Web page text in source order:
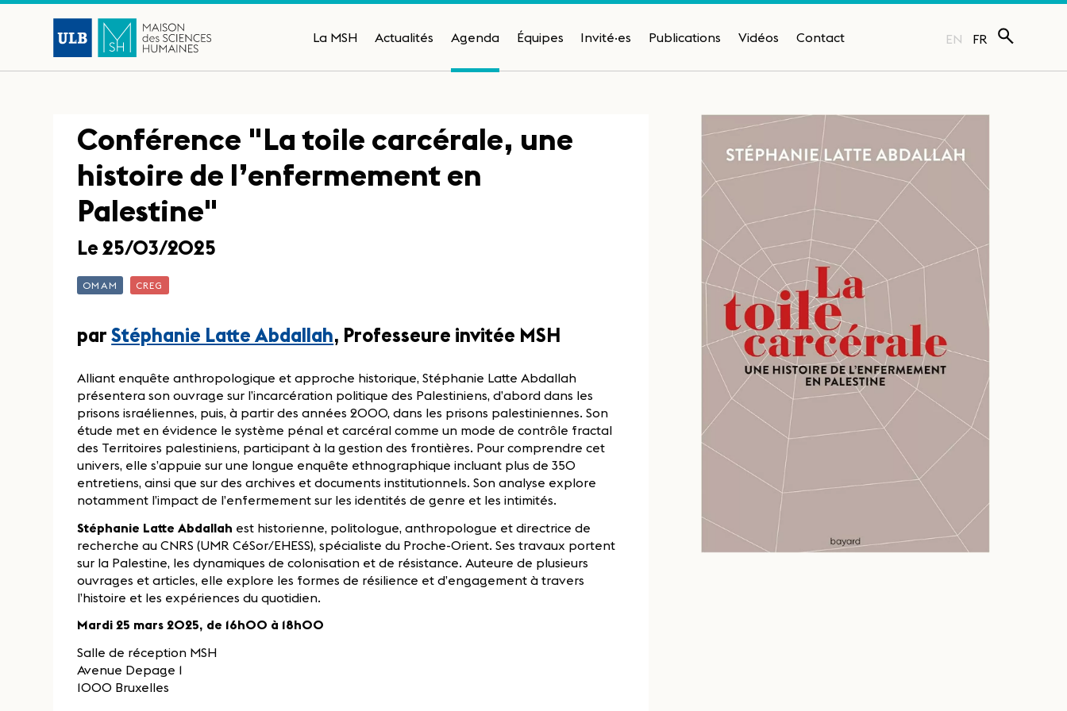
La MSH Actualités Agenda Équipes Invité·es Publications Vidéos Contact EN FR
Conférence "La toile carcérale, une
histoire de l’enfermement en
Palestine"
Le 25/03/2025
OMAM CREG
parStéphanie Latte Abdallah, Professeure invitée MSH
Alliant enquête anthropologique et approche historique, Stéphanie Latte Abdallah
présentera son ouvrage sur l’incarcération politique des Palestiniens, d’abord dans les
prisons israéliennes, puis, à partir des années 2000, dans les prisons palestiniennes. Son
étude met en évidence le système pénal et carcéral comme un mode de contrôle fractal
des Territoires palestiniens, participant à la gestion des frontières. Pour comprendre cet
univers, elle s’appuie sur une longue enquête ethnographique incluant plus de 350
entretiens, ainsi que sur des archives et documents institutionnels. Son analyse explore
notamment l’impact de l’enfermement sur les identités de genre et les intimités.
Stéphanie Latte Abdallah est historienne, politologue, anthropologue et directrice de
recherche au CNRS (UMR CéSor/EHESS), spécialiste du Proche-Orient. Ses travaux portent
sur la Palestine, les dynamiques de colonisation et de résistance. Auteure de plusieurs
ouvrages et articles, elle explore les formes de résilience et d’engagement à travers
l’histoire et les expériences du quotidien.
Mardi 25 mars 2025, de 16h00 à 18h00
Salle de réception MSH
Avenue Depage 1
1000 Bruxelles